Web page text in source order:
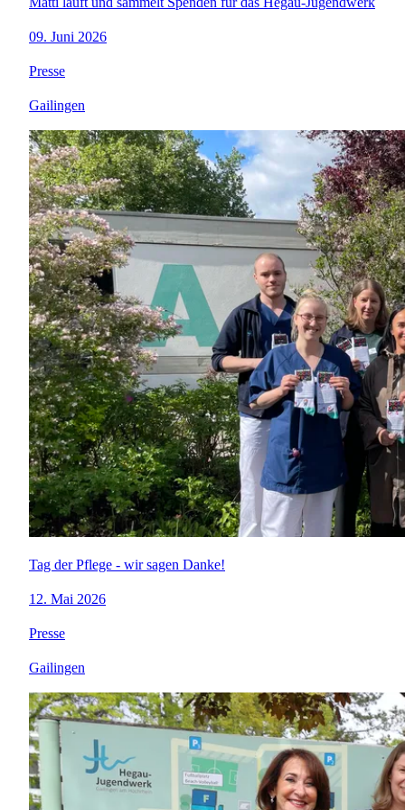
09. Juni 2026
Presse
Gailingen
Tag der Pflege - wir sagen Danke!
12. Mai 2026
Presse
Gailingen